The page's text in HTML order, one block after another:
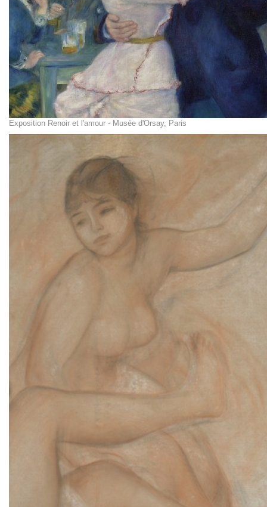
Exposition Renoir et l'amour - Musée d'Orsay, Paris